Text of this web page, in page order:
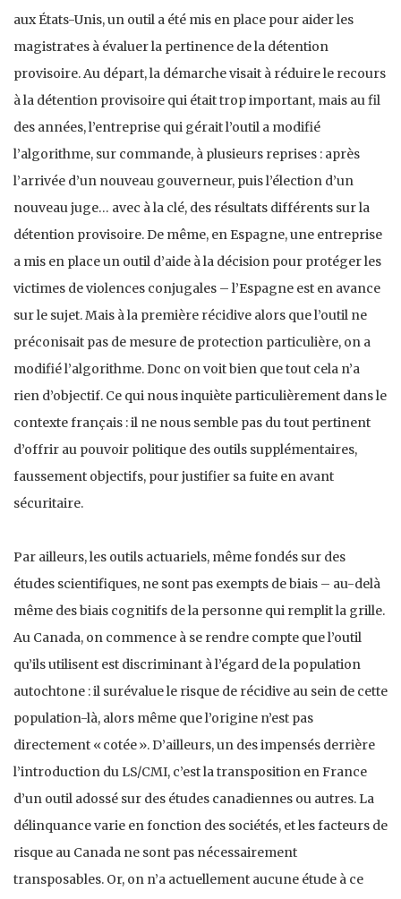
aux États-Unis, un outil a été mis en place pour aider les
magistrat·es à évaluer la pertinence de la détention
provisoire. Au départ, la démarche visait à réduire le recours
à la détention provisoire qui était trop important, mais au fil
des années, l’entreprise qui gérait l’outil a modifié
l’algorithme, sur commande, à plusieurs reprises : après
l’arrivée d’un nouveau gouverneur, puis l’élection d’un
nouveau juge… avec à la clé, des résultats différents sur la
détention provisoire. De même, en Espagne, une entreprise
a mis en place un outil d’aide à la décision pour protéger les
victimes de violences conjugales – l’Espagne est en avance
sur le sujet. Mais à la première récidive alors que l’outil ne
préconisait pas de mesure de protection particulière, on a
modifié l’algorithme. Donc on voit bien que tout cela n’a
rien d’objectif. Ce qui nous inquiète particulièrement dans le
contexte français : il ne nous semble pas du tout pertinent
d’offrir au pouvoir politique des outils supplémentaires,
faussement objectifs, pour justifier sa fuite en avant
sécuritaire.
Par ailleurs, les outils actuariels, même fondés sur des
études scientifiques, ne sont pas exempts de biais – au-delà
même des biais cognitifs de la personne qui remplit la grille.
Au Canada, on commence à se rendre compte que l’outil
qu’ils utilisent est discriminant à l’égard de la population
autochtone : il surévalue le risque de récidive au sein de cette
population-là, alors même que l’origine n’est pas
directement « cotée ». D’ailleurs, un des impensés derrière
l’introduction du LS/CMI, c’est la transposition en France
d’un outil adossé sur des études canadiennes ou autres. La
délinquance varie en fonction des sociétés, et les facteurs de
risque au Canada ne sont pas nécessairement
transposables. Or, on n’a actuellement aucune étude à ce